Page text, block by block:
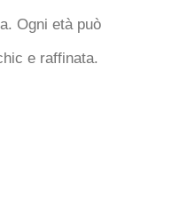
Ogni età può
e raffinata.